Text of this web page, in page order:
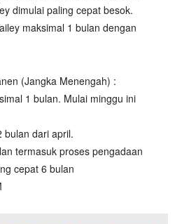
dimulai paling cepat besok.
maksimal 1 bulan dengan
(Jangka Menengah) :
1 bulan. Mulai minggu ini
bulan dari april.
termasuk proses pengadaan
cepat 6 bulan